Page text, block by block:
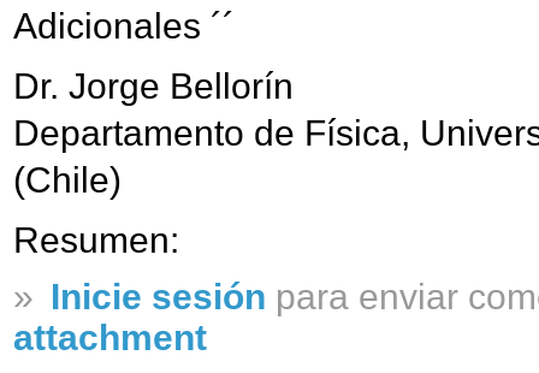
Adicionales ´´
Dr. Jorge Bellorín
Departamento de Física,
(Chile)
Resumen:
» Inicie sesión para enviar
attachment